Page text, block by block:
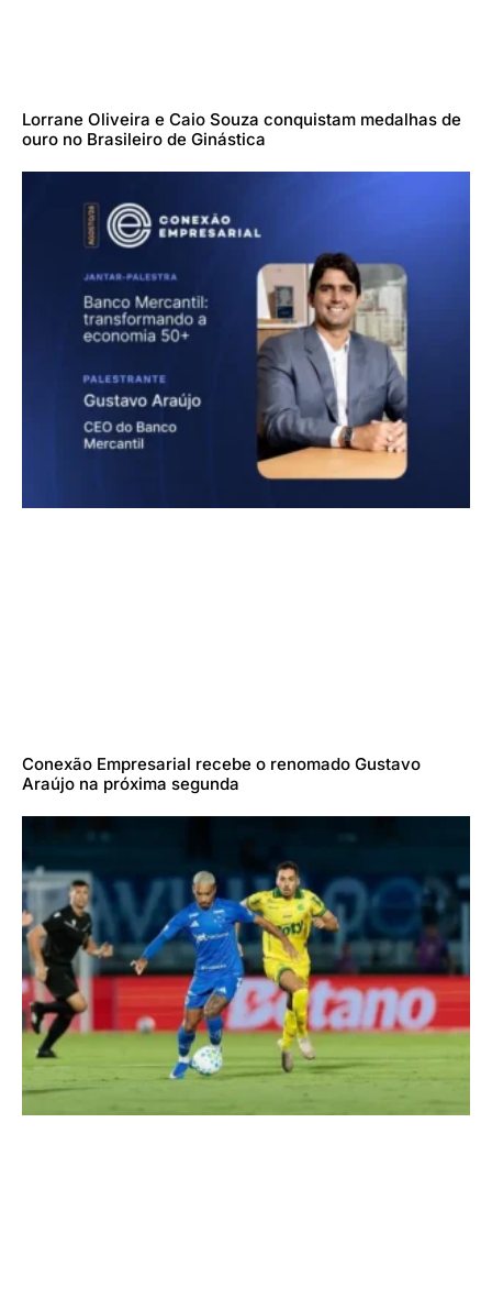
Lorrane Oliveira e Caio Souza conquistam medalhas de
ouro no Brasileiro de Ginástica
Conexão Empresarial recebe o renomado Gustavo
Araújo na próxima segunda